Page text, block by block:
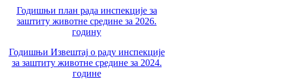
Годишњи план рада инспекције за
заштиту животне средине за 2026.
годину
Годишњи Извештај о раду инспекције
за заштиту животне средине за 2024.
године